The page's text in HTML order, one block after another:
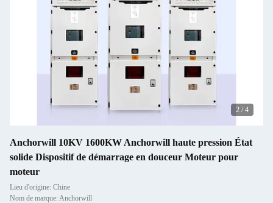
3 / 4
Anchorwill 10KV 1600KW Anchorwill haute pression État
solide Dispositif de démarrage en douceur Moteur pour
moteur
Lieu d'origine: Chine
Nom de marque: Anchorwill